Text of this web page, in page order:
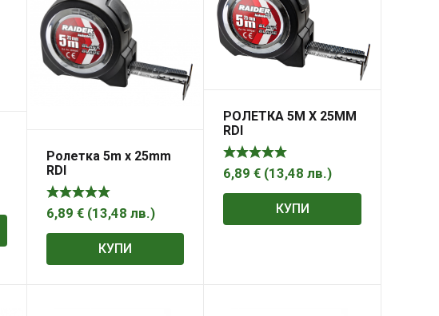
Ролетка 5m х 25mm
RDI
6,89 € (13,48 лв.)
КУПИ
РОЛЕТКА 5M Х 25MM
RDI
6,89€ (13,48лв.)
КУПИ